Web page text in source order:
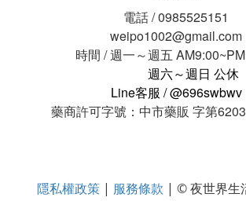
電話 / 0985525151
weipo1002@gmail.com
時間 / 週一～週五
週六～週日 公休
Line客服 / @696swbwv
藥商許可字號：中市藥販 字第
隱私權政策| 服務條款 | © 夜世界生